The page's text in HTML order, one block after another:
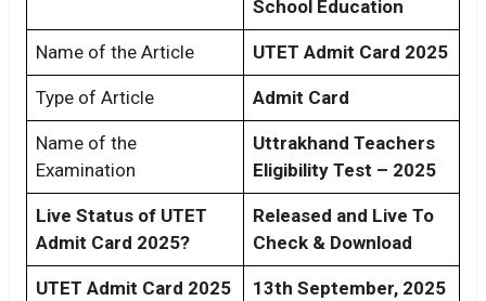
School Education
Name of the Article UTET Admit Card 2025
Type of Article Admit Card
Name of the
Examination
Uttrakhand Teachers
Eligibility Test – 2025
Live Status of UTET
Admit Card 2025?
Released and Live To
Check & Download
UTET Admit Card 2025
13th September, 2025